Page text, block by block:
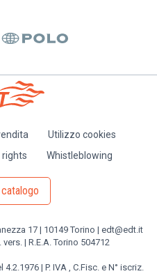
Utilizzo cookies
rights Whistleblowing
17 | 10149 Torino | edt@edt.it
| R.E.A. Torino 504712
| P. IVA , C.Fisc. e N° iscriz.